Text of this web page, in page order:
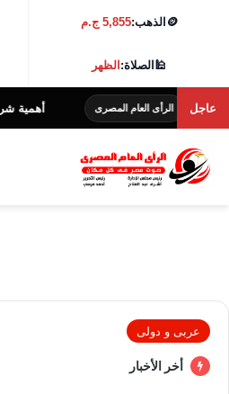
🪙 الذهب:5,855 ج.م
🕌الصلاة:الظهر
عاجل
الرأى العام المصرى أهمية شرب
عربى و دولى
أخر الأخبار